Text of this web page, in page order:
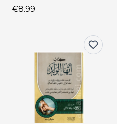
€8.99